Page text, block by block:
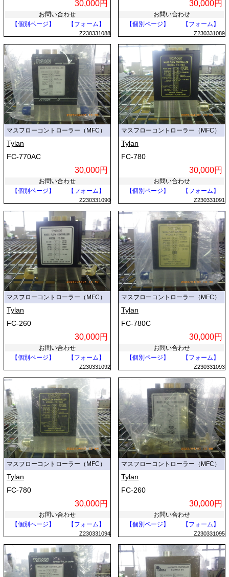
30,000円
お問い合わせ
【個別ページ】
【フォーム】
Z230331088
30,000円
お問い合わせ
【個別ページ】
【フォーム】
Z230331089
マスフローコントローラー（MFC）
Tylan
FC-770AC
30,000円
お問い合わせ
【個別ページ】
【フォーム】
Z230331090
マスフローコントローラー（MFC）
Tylan
FC-780
30,000円
お問い合わせ
【個別ページ】
【フォーム】
Z230331091
マスフローコントローラー（MFC）
Tylan
FC-260
30,000円
お問い合わせ
【個別ページ】
【フォーム】
Z230331092
マスフローコントローラー（MFC）
Tylan
FC-780C
30,000円
お問い合わせ
【個別ページ】
【フォーム】
Z230331093
マスフローコントローラー（MFC）
Tylan
FC-780
30,000円
お問い合わせ
【個別ページ】
【フォーム】
Z230331094
マスフローコントローラー（MFC）
Tylan
FC-260
30,000円
お問い合わせ
【個別ページ】
【フォーム】
Z230331095